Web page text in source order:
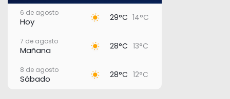
6 de agosto
Hoy 29°C 14°C
7 de agosto
Mañana 28°C 13°C
8 de agosto
Sábado 28°C 12°C